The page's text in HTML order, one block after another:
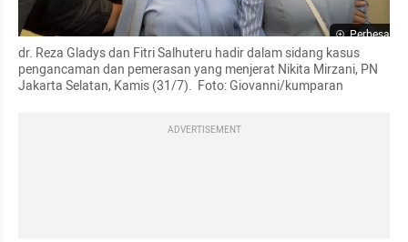
Perbesar
dr. Reza Gladys dan Fitri Salhuteru hadir dalam sidang kasus
pengancaman dan pemerasan yang menjerat Nikita Mirzani, PN
Jakarta Selatan, Kamis (31/7).  Foto: Giovanni/kumparan
ADVERTISEMENT